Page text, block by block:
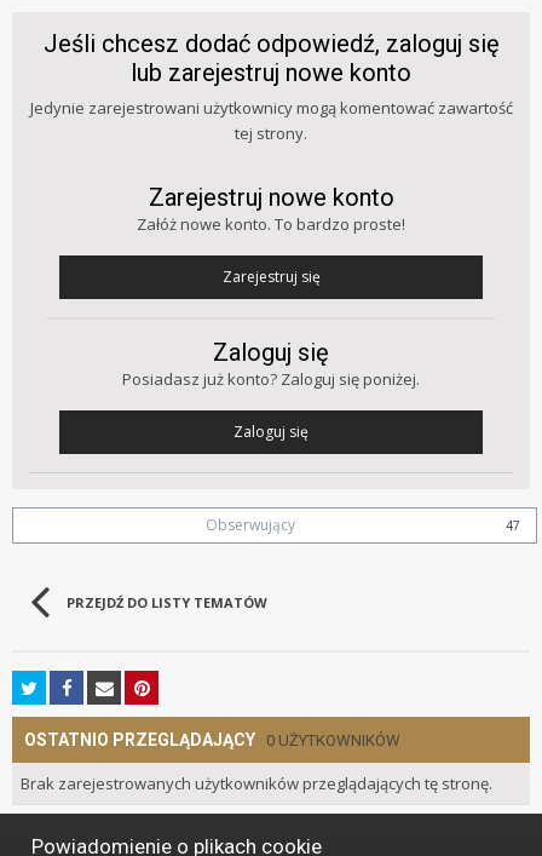
Jeśli chcesz dodać odpowiedź, zaloguj się
lub zarejestruj nowe konto
Jedynie zarejestrowani użytkownicy mogą komentować zawartość
tej strony.
Zarejestruj nowe konto
Załóż nowe konto. To bardzo proste!
Zarejestruj się
Zaloguj się
Posiadasz już konto? Zaloguj się poniżej.
Zaloguj się
Obserwujący 47
PRZEJDŹ DO LISTY TEMATÓW
OSTATNIO PRZEGLĄDAJĄCY 0 UŻYTKOWNIKÓW
Brak zarejestrowanych użytkowników przeglądających tę stronę.
Powiadomienie o plikach cookie